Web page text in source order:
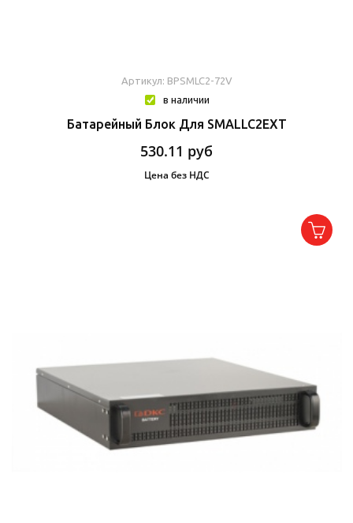
Артикул: BPSMLC2-72V
в наличии
Батарейный Блок Для SMALLC2EXT
530.11 руб
Цена без НДС